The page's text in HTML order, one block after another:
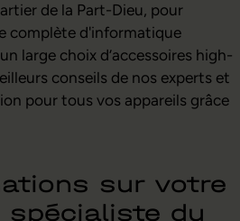
de la Part-Dieu, pour
complète d'informatique
large choix d’accessoires high-
conseils de nos experts et
pour tous vos appareils grâce
sur votre
spécialiste du